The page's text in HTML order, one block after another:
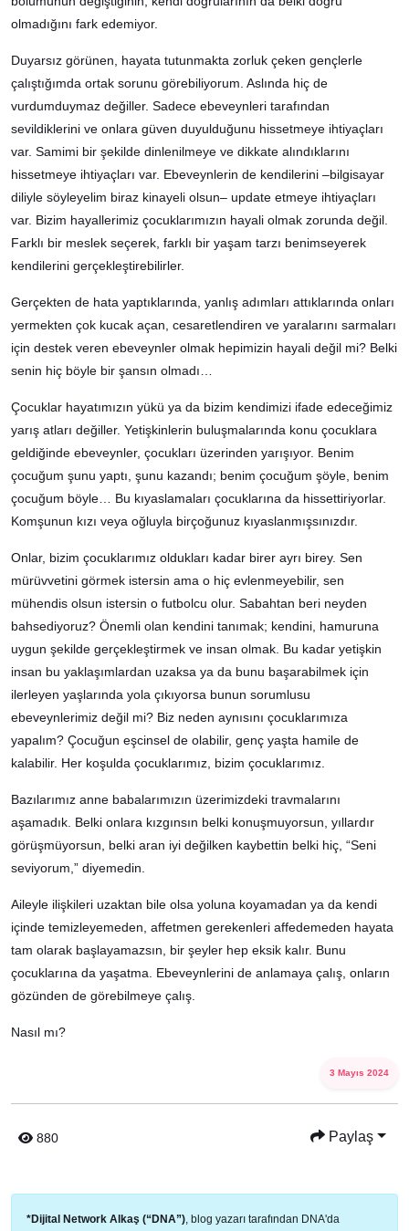
olmadığını fark edemiyor.
Duyarsız görünen, hayata tutunmakta zorluk çeken gençlerle
çalıştığımda ortak sorunu görebiliyorum. Aslında hiç de
vurdumduymaz değiller. Sadece ebeveynleri tarafından
sevildiklerini ve onlara güven duyulduğunu hissetmeye ihtiyaçları
var. Samimi bir şekilde dinlenilmeye ve dikkate alındıklarını
hissetmeye ihtiyaçları var. Ebeveynlerin de kendilerini –bilgisayar
diliyle söyleyelim biraz kinayeli olsun– update etmeye ihtiyaçları
var. Bizim hayallerimiz çocuklarımızın hayali olmak zorunda değil.
Farklı bir meslek seçerek, farklı bir yaşam tarzı benimseyerek
kendilerini gerçekleştirebilirler.
Gerçekten de hata yaptıklarında, yanlış adımları attıklarında onları
yermekten çok kucak açan, cesaretlendiren ve yaralarını sarmaları
için destek veren ebeveynler olmak hepimizin hayali değil mi? Belki
senin hiç böyle bir şansın olmadı…
Çocuklar hayatımızın yükü ya da bizim kendimizi ifade edeceğimiz
yarış atları değiller. Yetişkinlerin buluşmalarında konu çocuklara
geldiğinde ebeveynler, çocukları üzerinden yarışıyor. Benim
çocuğum şunu yaptı, şunu kazandı; benim çocuğum şöyle, benim
çocuğum böyle… Bu kıyaslamaları çocuklarına da hissettiriyorlar.
Komşunun kızı veya oğluyla birçoğunuz kıyaslanmışsınızdır.
Onlar, bizim çocuklarımız oldukları kadar birer ayrı birey. Sen
mürüvvetini görmek istersin ama o hiç evlenmeyebilir, sen
mühendis olsun istersin o futbolcu olur. Sabahtan beri neyden
bahsediyoruz? Önemli olan kendini tanımak; kendini, hamuruna
uygun şekilde gerçekleştirmek ve insan olmak. Bu kadar yetişkin
insan bu yaklaşımlardan uzaksa ya da bunu başarabilmek için
ilerleyen yaşlarında yola çıkıyorsa bunun sorumlusu
ebeveynlerimiz değil mi? Biz neden aynısını çocuklarımıza
yapalım? Çocuğun eşcinsel de olabilir, genç yaşta hamile de
kalabilir. Her koşulda çocuklarımız, bizim çocuklarımız.
Bazılarımız anne babalarımızın üzerimizdeki travmalarını
aşamadık. Belki onlara kızgınsın belki konuşmuyorsun, yıllardır
görüşmüyorsun, belki aran iyi değilken kaybettin belki hiç, “Seni
seviyorum,” diyemedin.
Aileyle ilişkileri uzaktan bile olsa yoluna koyamadan ya da kendi
içinde temizleyemeden, affetmen gerekenleri affedemeden hayata
tam olarak başlayamazsın, bir şeyler hep eksik kalır. Bunu
çocuklarına da yaşatma. Ebeveynlerini de anlamaya çalış, onların
gözünden de görebilmeye çalış.
Nasıl mı?
3 Mayıs 2024
880 Paylaş
*Dijital Network Alkaş (“DNA”), blog yazarı tarafından DNA'da